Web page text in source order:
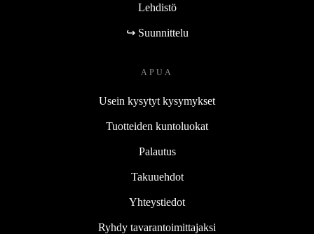
Lehdistö
↪ Suunnittelu
APUA
Usein kysytyt kysymykset
Tuotteiden kuntoluokat
Palautus
Takuuehdot
Yhteystiedot
Ryhdy tavarantoimittajaksi